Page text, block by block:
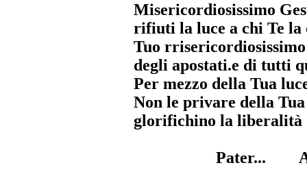
Misericordiosissimo
rifiuti la luce a chi Te la
Tuo
degli apostati.e di tutti
Per mezzo della Tua
Non le privare della
glorifichino la liberalità
Pater...